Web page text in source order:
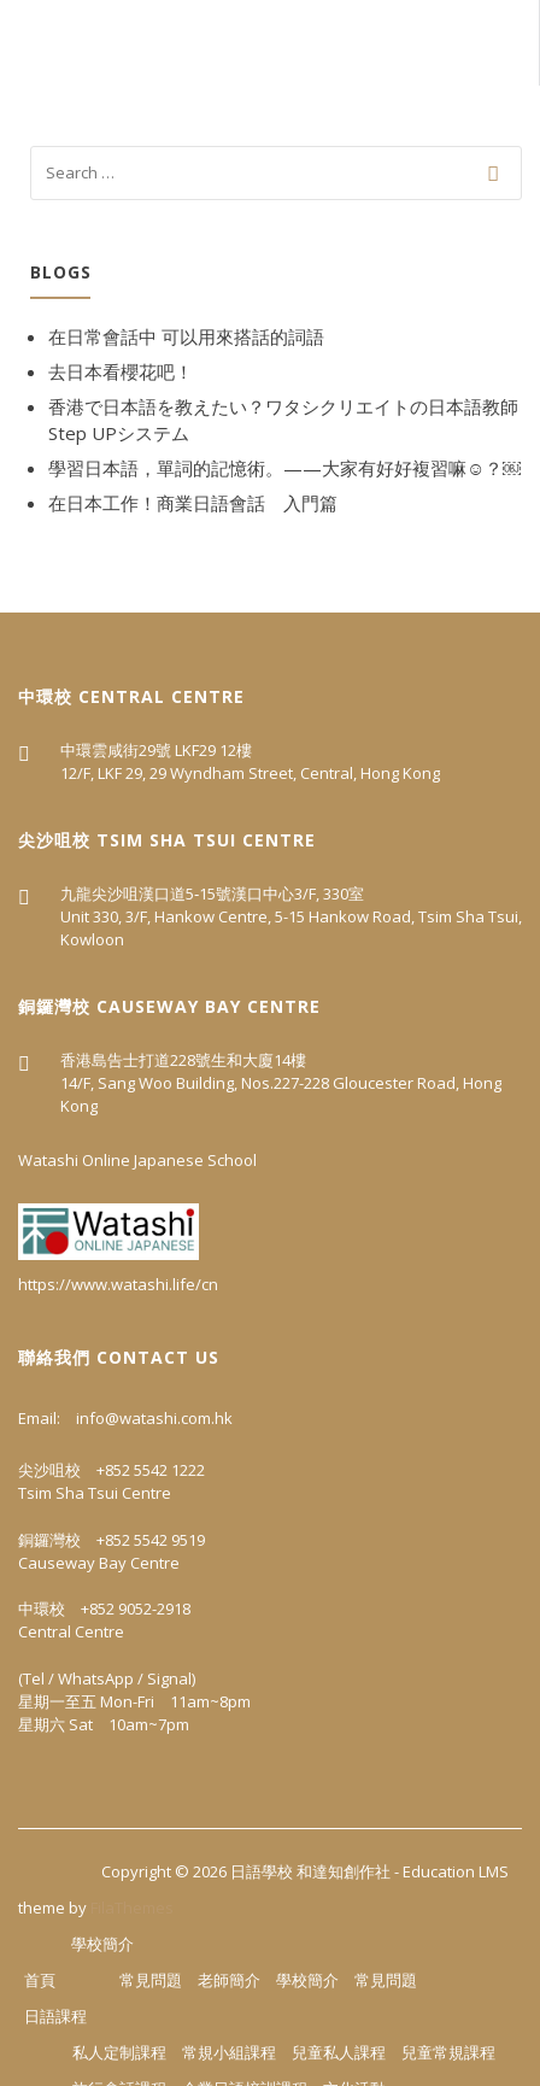
BLOGS
在日常會話中 可以用來搭話的詞語
去日本看櫻花吧！
香港で日本語を教えたい？ワタシクリエイトの日本語教師
Step UPシステム
學習日本語，單詞的記憶術。——大家有好好複習嘛☺️？￼
在日本工作！商業日語會話 入門篇
中環校 CENTRAL CENTRE
中環雲咸街29號 LKF29 12樓
12/F, LKF 29, 29 Wyndham Street, Central, Hong Kong
尖沙咀校 TSIM SHA TSUI CENTRE
九龍尖沙咀漢口道5‐15號漢口中心3/F, 330室
Unit 330, 3/F, Hankow Centre, 5-15 Hankow Road, Tsim Sha Tsui,
Kowloon
​銅鑼灣校 CAUSEWAY BAY CENTRE
香港島告士打道228號生和大廈14樓
14/F, Sang Woo Building, Nos.227-228 Gloucester Road, Hong
Kong
Watashi Online Japanese School
https://www.watashi.life/cn
聯絡我們 CONTACT US
Email: info@watashi.com.hk
尖沙咀校 +852 5542 1222
Tsim Sha Tsui Centre
銅鑼灣校 +852 5542 9519
Causeway Bay Centre
中環校 +852 9052-2918
Central Centre
(Tel / WhatsApp / Signal)
星期一至五 Mon-Fri 11am~8pm
星期六 Sat 10am~7pm
Copyright © 2026 日語學校 和達知創作社 - Education LMS
theme by
首頁
學校簡介
常見問題
老師簡介 學校簡介
常見問題
日語課程
私人定制課程
常規小組課程 兒童私人課程
兒童常規課程